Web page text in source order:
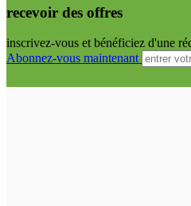
recevoir des offres
inscrivez-vous et bénéficiez d'une
Abonnez-vous maintenant